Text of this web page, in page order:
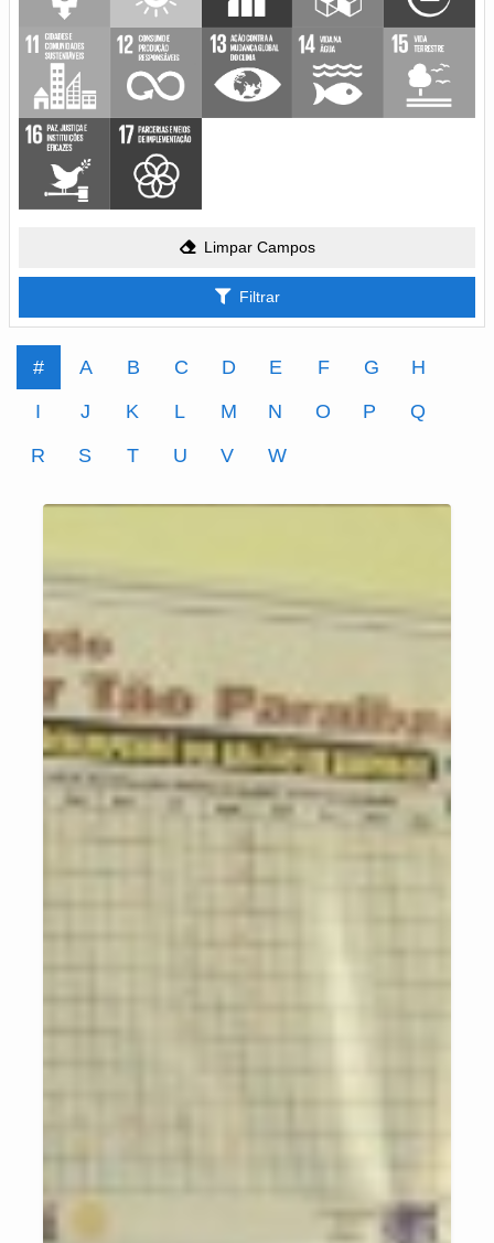
Limpar Campos
Filtrar
# A B C D E F G
H
I
J K L M N O P
Q
R
S T U V W